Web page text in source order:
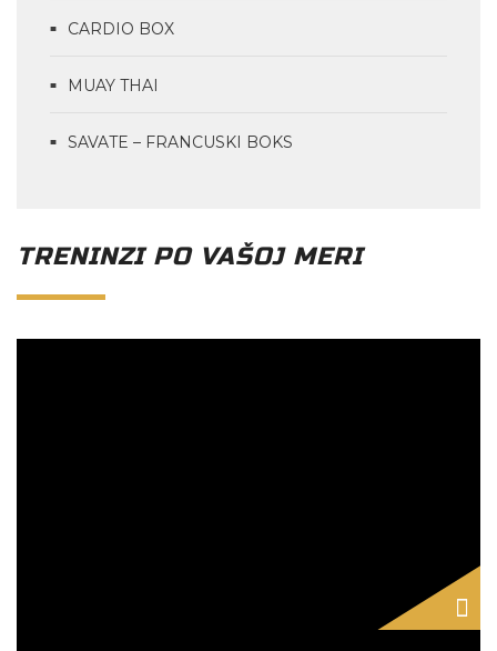
CARDIO BOX
MUAY THAI
SAVATE – FRANCUSKI BOKS
TRENINZI PO VAŠOJ MERI